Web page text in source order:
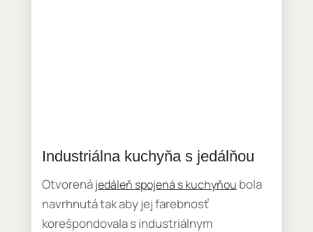
Industriálna kuchyňa s jedálňou
Otvorenájedáleň spojená s kuchyňou bola
navrhnutá tak aby jej farebnosť
korešpondovala s industriálnym